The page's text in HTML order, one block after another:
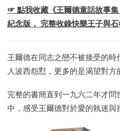
☞ 點我收藏《王爾德童話故事集
紀念版， 完整收錄快樂王子與石
王爾德在同志之戀不被接受的
人波西怨懟，更多的是渴望對方
完整的書簡直到一九六二年才
中，感受王爾德對於愛的執迷與